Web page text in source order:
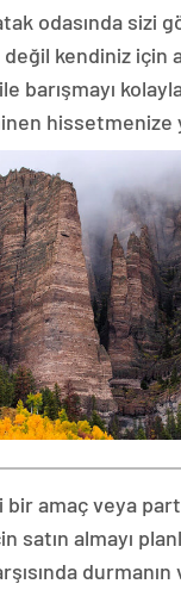
odasında sizi
kendiniz için
barışmayı
hissetmenize
bir amaç veya
satın almayı